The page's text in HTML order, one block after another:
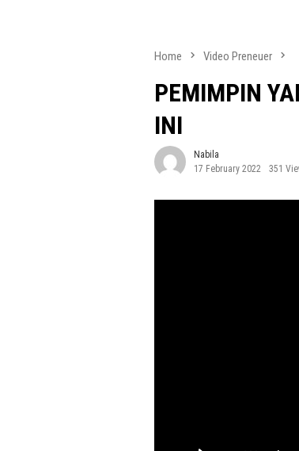
Home Video Preneuer
PEMIMPIN
INI
Nabila
17 February 2022
351